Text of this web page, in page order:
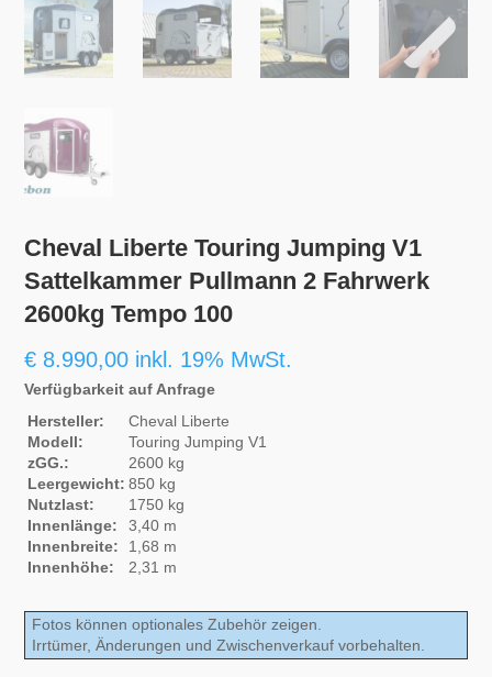
Cheval Liberte Touring Jumping V1
Sattelkammer Pullmann 2 Fahrwerk
2600kg Tempo 100
€ 8.990,00 inkl. 19% MwSt.
Verfügbarkeit auf Anfrage
Hersteller:
Cheval Liberte
Modell:
Touring Jumping V1
zGG.:
2600 kg
Leergewicht: 850 kg
Nutzlast:
1750 kg
Innenlänge:
3,40 m
Innenbreite:
1,68 m
Innenhöhe:
2,31 m
Fotos können optionales Zubehör zeigen.
Irrtümer, Änderungen und Zwischenverkauf vorbehalten.